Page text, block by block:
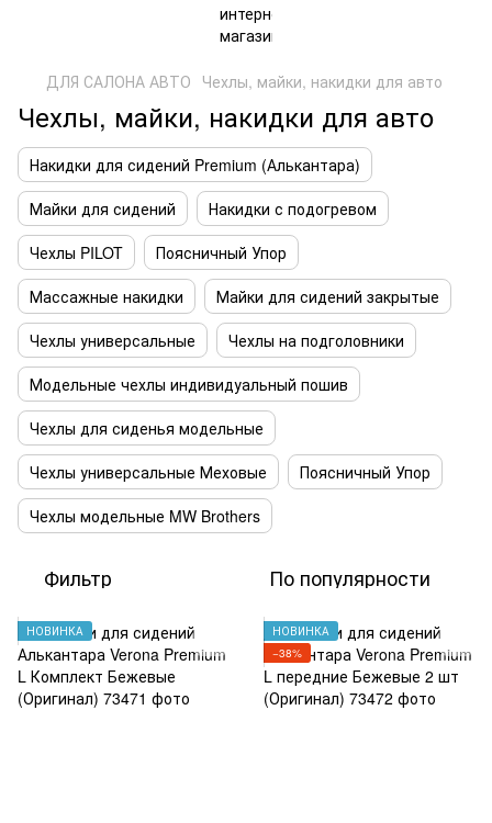
ДЛЯ САЛОНА АВТО Чехлы, майки, накидки для авто
Чехлы, майки, накидки для авто
Накидки для сидений Premium (Алькантара)
Майки для сидений
Накидки с подогревом
Чехлы PILOT
Поясничный Упор
Массажные накидки
Майки для сидений закрытые
Чехлы универсальные
Чехлы на подголовники
Модельные чехлы индивидуальный пошив
Чехлы для сиденья модельные
Чехлы универсальные Меховые
Поясничный Упор
Чехлы модельные MW Brothers
Фильтр По популярности
НОВИНКА
НОВИНКА
−38%